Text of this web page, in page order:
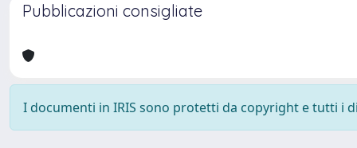
Pubblicazioni consigliate
I documenti in IRIS sono protetti da copyright e tutti i